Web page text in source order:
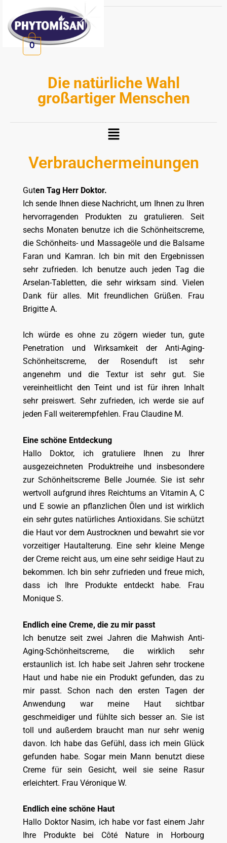
Inhalt
springen
0
Die natürliche Wahl
großartiger Menschen
Menü
Verbrauchermeinungen
Guten Tag Herr Doktor.
Ich sende Ihnen diese Nachricht, um Ihnen zu Ihren
hervorragenden Produkten zu gratulieren. Seit
sechs Monaten benutze ich die Schönheitscreme,
die Schönheits- und Massageöle und die Balsame
Faran und Kamran. Ich bin mit den Ergebnissen
sehr zufrieden. Ich benutze auch jeden Tag die
Arselan-Tabletten, die sehr wirksam sind. Vielen
Dank für alles. Mit freundlichen Grüßen. Frau
Brigitte A.
Ich würde es ohne zu zögern wieder tun, gute
Penetration und Wirksamkeit der Anti-Aging-
Schönheitscreme, der Rosenduft ist sehr
angenehm und die Textur ist sehr gut. Sie
vereinheitlicht den Teint und ist für ihren Inhalt
sehr preiswert. Sehr zufrieden, ich werde sie auf
jeden Fall weiterempfehlen. Frau Claudine M.
Eine schöne Entdeckung
Hallo Doktor, ich gratuliere Ihnen zu Ihrer
ausgezeichneten Produktreihe und insbesondere
zur Schönheitscreme Belle Journée. Sie ist sehr
wertvoll aufgrund ihres Reichtums an Vitamin A, C
und E sowie an pflanzlichen Ölen und ist wirklich
ein sehr gutes natürliches Antioxidans. Sie schützt
die Haut vor dem Austrocknen und bewahrt sie vor
vorzeitiger Hautalterung. Eine sehr kleine Menge
der Creme reicht aus, um eine sehr seidige Haut zu
bekommen. Ich bin sehr zufrieden und freue mich,
dass ich Ihre Produkte entdeckt habe. Frau
Monique S.
Endlich eine Creme, die zu mir passt
Ich benutze seit zwei Jahren die Mahwish Anti-
Aging-Schönheitscreme, die wirklich sehr
erstaunlich ist. Ich habe seit Jahren sehr trockene
Haut und habe nie ein Produkt gefunden, das zu
mir passt. Schon nach den ersten Tagen der
Anwendung war meine Haut sichtbar
geschmeidiger und fühlte sich besser an. Sie ist
toll und außerdem braucht man nur sehr wenig
davon. Ich habe das Gefühl, dass ich mein Glück
gefunden habe. Sogar mein Mann benutzt diese
Creme für sein Gesicht, weil sie seine Rasur
erleichtert. Frau Véronique W.
Endlich eine schöne Haut
Hallo Doktor Nasim, ich habe vor fast einem Jahr
Ihre Produkte bei Côté Nature in Horbourg